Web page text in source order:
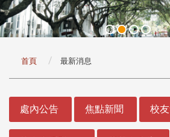
首頁 最新消息
處內公告 焦點新聞 校